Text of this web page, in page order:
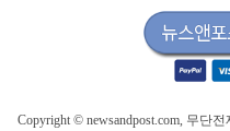
Copyright © newsandpost.com, 무단